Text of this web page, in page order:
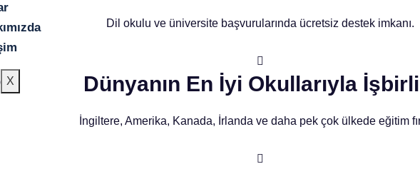
X
Dil okulu ve üniversite başvurularında ücretsiz destek imkanı.
Dünyanın En İyi Okullarıyla
İngiltere, Amerika, Kanada, İrlanda ve daha pek çok ülkede eğitim